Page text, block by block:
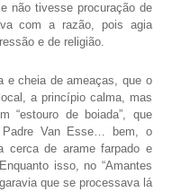
não tivesse procuração de
com a razão, pois agia
e de religião.
e cheia de ameaças, que o
a princípio calma, mas
“estouro de boiada”, que
Van Esse… bem, o
cerca de arame farpado e
isso, no “Amantes
que se processava lá